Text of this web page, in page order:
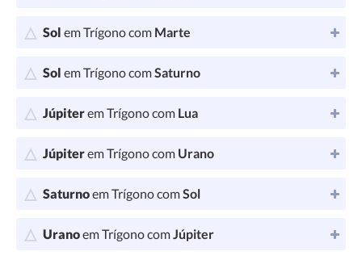
Sol em Trígono com Marte
Sol em Trígono comSaturno
Júpiterem Trígono com Lua
Júpiterem Trígono com Urano
Saturnoem Trígono comSol
Uranoem Trígono comJúpiter